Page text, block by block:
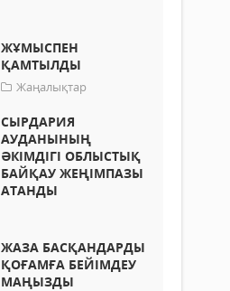
ЖҰМЫСПЕН
ҚАМТЫЛДЫ
Жаңалықтар
СЫРДАРИЯ
АУДАНЫНЫҢ
ӘКІМДІГІ ОБЛЫСТЫҚ
БАЙҚАУ ЖЕҢІМПАЗЫ
АТАНДЫ
ЖАЗА БАСҚАНДАРДЫ
ҚОҒАМҒА БЕЙІМДЕУ
МАҢЫЗДЫ